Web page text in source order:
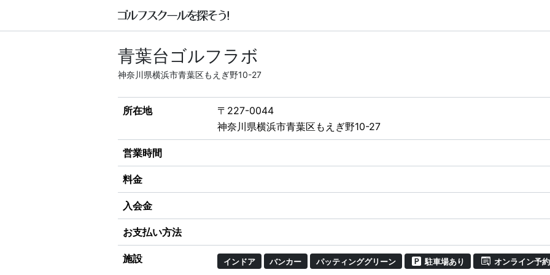
青葉台ゴルフラボ
神奈川県横浜市青葉区もえぎ野10-27
所在地
〒227-0044
神奈川県横浜市青葉区もえぎ野10-27
営業時間
料金
入会金
お支払い方法
施設 インドア バンカー パッティンググリーン 駐車場あり オンライン予